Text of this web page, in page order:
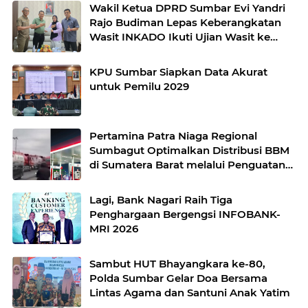
Wakil Ketua DPRD Sumbar Evi Yandri
Rajo Budiman Lepas Keberangkatan
Wasit INKADO Ikuti Ujian Wasit ke
KPU Sumbar Siapkan Data Akurat
untuk Pemilu 2029
Pertamina Patra Niaga Regional
Sumbagut Optimalkan Distribusi BBM
di Sumatera Barat melalui Penguatan
Lagi, Bank Nagari Raih Tiga
Penghargaan Bergengsi INFOBANK-
MRI 2026
Sambut HUT Bhayangkara ke-80,
Polda Sumbar Gelar Doa Bersama
Lintas Agama dan Santuni Anak Yatim